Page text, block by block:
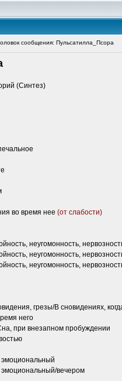
сообщения: Пульсатилла_Псора
(Синтез)
во время нее (от слабости)
неугомонность,
неугомонность,
неугомонность,
грезы/В сновидениях,
него
при внезапном пробуждении
вечером